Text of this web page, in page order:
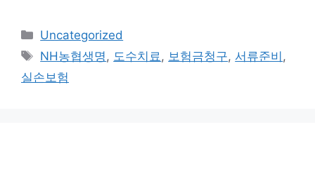
카
테
리
Uncategorized
태
그
NH농협생명, 도수치료, 보험금청구, 서류준비 ,
실손보험